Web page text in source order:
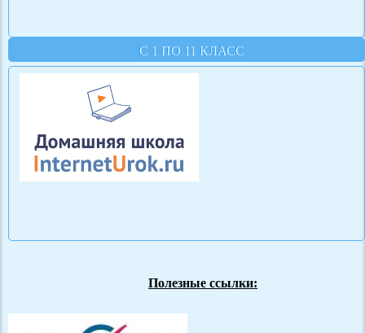
С 1 ПО 11 КЛАСС
Полезные ссылки: